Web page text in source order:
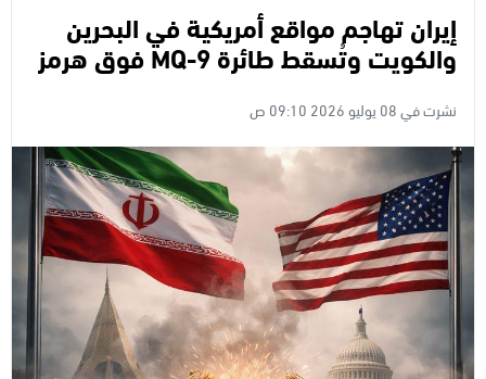
إيران تهاجم مواقع أمريكية في البحرين
والكويت وتُسقط طائرة MQ-9 فوق هرمز
نشرت في 08 يوليو 2026 09:10 ص